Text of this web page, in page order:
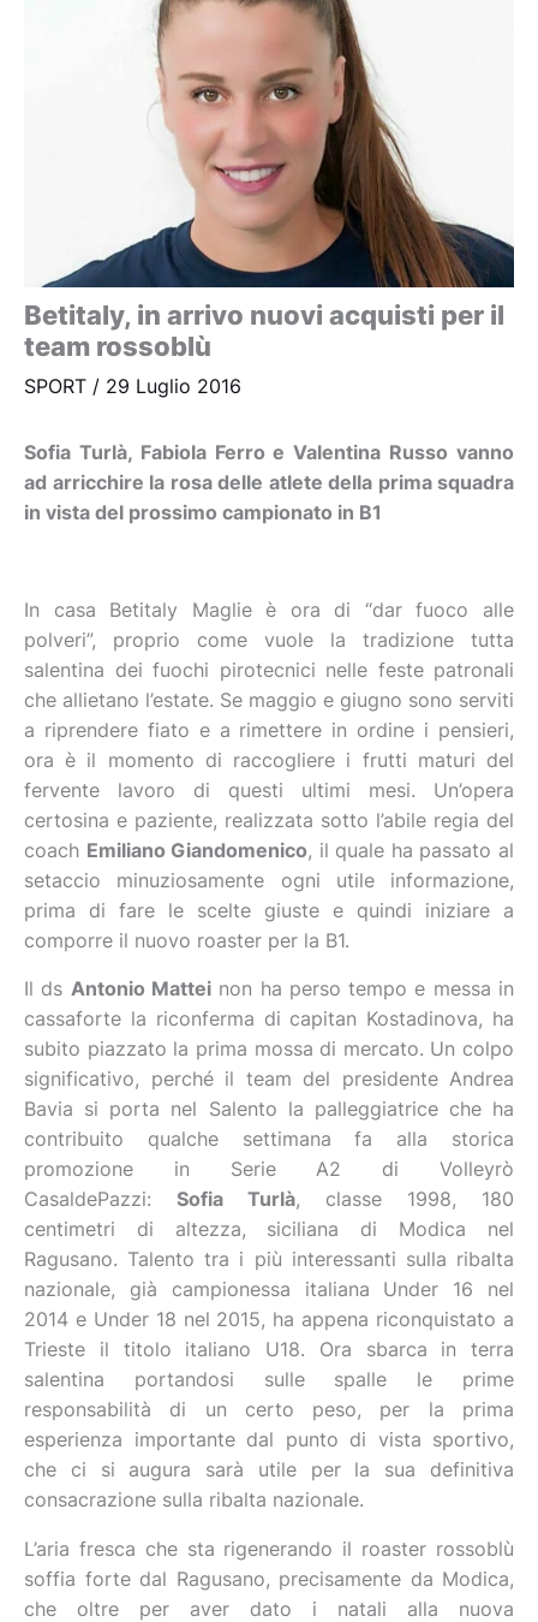
Betitaly, in arrivo nuovi acquisti per il
team rossoblù
SPORT / 29 Luglio 2016
Sofia Turlà, Fabiola Ferro e Valentina Russo vanno
ad arricchire la rosa delle atlete della prima squadra
in vista del prossimo campionato in B1
In casa Betitaly Maglie è ora di “dar fuoco alle
polveri”, proprio come vuole la tradizione tutta
salentina dei fuochi pirotecnici nelle feste patronali
che allietano l’estate. Se maggio e giugno sono serviti
a riprendere fiato e a rimettere in ordine i pensieri,
ora è il momento di raccogliere i frutti maturi del
fervente lavoro di questi ultimi mesi. Un’opera
certosina e paziente, realizzata sotto l’abile regia del
coach Emiliano Giandomenico, il quale ha passato al
setaccio minuziosamente ogni utile informazione,
prima di fare le scelte giuste e quindi iniziare a
comporre il nuovo roaster per la B1.
Il ds Antonio Matteinon ha perso tempo e messa in
cassaforte la riconferma di capitan Kostadinova, ha
subito piazzato la prima mossa di mercato. Un colpo
significativo, perché il team del presidente Andrea
Bavia si porta nel Salento la palleggiatrice che ha
contribuito qualche settimana fa alla storica
promozione in Serie A2 di Volleyrò
CasaldePazzi: Sofia Turlà, classe 1998, 180
centimetri di altezza, siciliana di Modica nel
Ragusano. Talento tra i più interessanti sulla ribalta
nazionale, già campionessa italiana Under 16 nel
2014 e Under 18 nel 2015, ha appena riconquistato a
Trieste il titolo italiano U18. Ora sbarca in terra
salentina portandosi sulle spalle le prime
responsabilità di un certo peso, per la prima
esperienza importante dal punto di vista sportivo,
che ci si augura sarà utile per la sua definitiva
consacrazione sulla ribalta nazionale.
L’aria fresca che sta rigenerando il roaster rossoblù
soffia forte dal Ragusano, precisamente da Modica,
che oltre per aver dato i natali alla nuova